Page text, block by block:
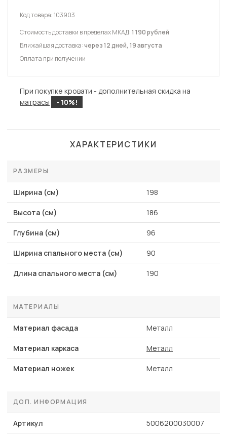
Код товара:103903
Стоимость доставки в пределах МКАД:1 190 рублей
Ближайшая доставка:через 12 дней, 19 августа
Оплата при получении
При покупке кровати - дополнительная скидка на
матрасы
- 10%!
ХАРАКТЕРИСТИКИ
РАЗМЕРЫ
Ширина (см) 198
Высота (см) 186
Глубина (см) 96
Ширина спального места (см) 90
Длина спального места (см) 190
МАТЕРИАЛЫ
Материал фасада Металл
Материал каркаса Металл
Материал ножек Металл
ДОП. ИНФОРМАЦИЯ
Артикул 5006200030007